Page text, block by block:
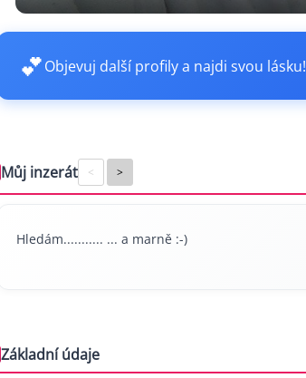
💕Objevuj další profily a najdi svou lásku!
Můj inzerát < >
Hledám........... ... a marně :-)
Základní údaje